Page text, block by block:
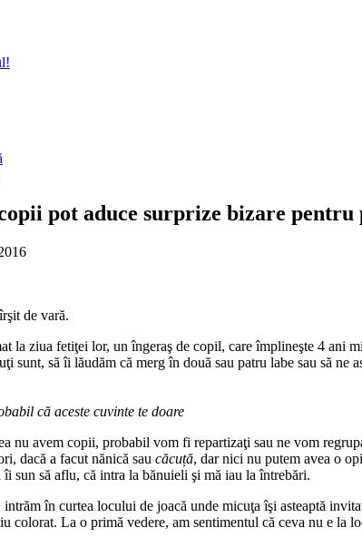
pot aduce surprize bizare
de vară.
la ziua fetiţei lor, un îngeraş de copil, care împlineşte 4
sunt, să îi lăudăm că merg în două sau patru labe sau să ne
că aceste cuvinte te doare
nu avem copii, probabil vom fi repartizaţi sau ne vom
dacă a facut nănică sau căcuță, dar nici nu putem avea o
sun să aflu, că intra la bănuieli şi mă iau la întrebări.
în curtea locului de joacă unde micuţa îşi asteaptă
colorat. La o primă vedere, am sentimentul că ceva nu e la